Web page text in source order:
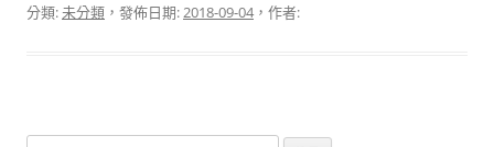
分類:未分類 ，發佈日期:2018-09-04，作者: